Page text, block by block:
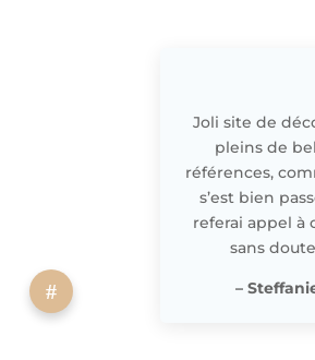
Joli site de
pleins de
références,
s’est bien
referai appel à
sans
–